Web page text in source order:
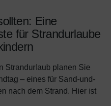
Eine
für Strandurlaube
Strandurlaub planen Sie
– eines für Sand-und-
nach dem Strand. Hier ist